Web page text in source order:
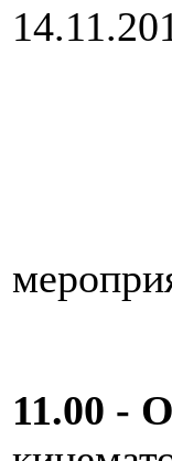
11.00 -